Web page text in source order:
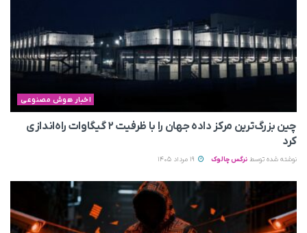
اخبار هوش مصنوعی
چین بزرگ‌ترین مرکز داده جهان را با ظرفیت ۲ گیگاوات راه‌اندازی
کرد
نوشته شده توسط نرگس چالوک